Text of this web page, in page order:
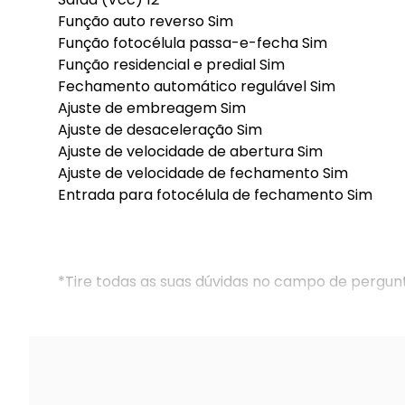
Função auto reverso Sim
Função fotocélula passa-e-fecha Sim
Função residencial e predial Sim
Fechamento automático regulável Sim
Ajuste de embreagem Sim
Ajuste de desaceleração Sim
Ajuste de velocidade de abertura Sim
Ajuste de velocidade de fechamento Sim
Entrada para fotocélula de fechamento Sim
*Tire todas as suas dúvidas no campo de